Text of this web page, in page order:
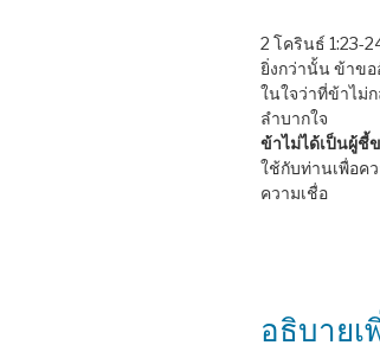
2 โครินธ์ 1:23-
ยิ่งกว่านั้น ข้าขอ
ในใจว่าที่ข้าไม่
ลำบากใจ
ข้าไม่ได้เป็นผู้ชี้
ใช้กับท่านเพื่อค
ความเชื่อ
อธิบายเ